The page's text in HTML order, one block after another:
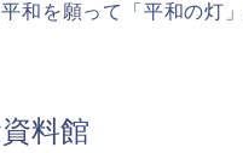
和を願って「平和の灯
料館